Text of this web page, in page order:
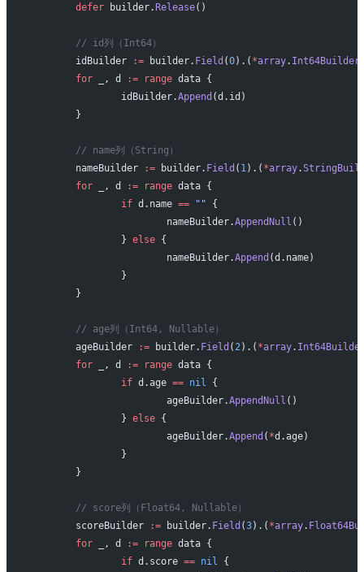
	defer
builder.Release()
	// id列（Int64）
	idBuilder
:= builder. Field (0).( *array. Int64Builder
	for
_, d := range data {
		idBuilder.
Append (d.id)
	}
	// name列（String）
	nameBuilder
:= builder. Field ( 1).( *array.
	for
_, d := range data {
		if
d.name == "" {
			nameBuilder.
AppendNull ()
		}
else {
			nameBuilder.
Append (d.name)
		}
	}
	// age列（Int64, Nullable）
	ageBuilder
:= builder. Field ( 2).( *array.
	for
_, d := range data {
		if
d.age == nil {
			ageBuilder.
AppendNull ()
		}
else {
			ageBuilder.
Append ( *d.age)
		}
	}
	// score列（Float64, Nullable）
	scoreBuilder
:= builder. Field (3).( *array.
	for
_, d := range data {
		if
d.score == nil {